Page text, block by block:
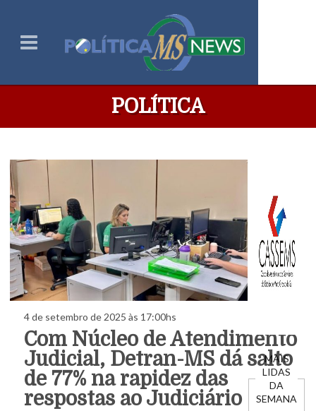
POLÍTICA
4 de setembro de 2025 às 17:00hs
Com Núcleo de Atendimento
Judicial, Detran-MS dá salto
de 77% na rapidez das
respostas ao Judiciário
MAIS
LIDAS
DA
SEMANA